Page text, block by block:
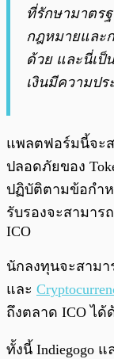
ที่รักษามาตร
กฎหมายและ
ด้วย และนี่เป็
เงินมีความป
แพลตฟอร์มนี้จะ
ปลอดภัยของ
ปฏิบัติตามข้อกำ
รับรองจะสามาร
ICO
นักลงทุนจะสามา
และ
ถึงตลาด ICO ได้
ทั้งนี้ Indiegogo